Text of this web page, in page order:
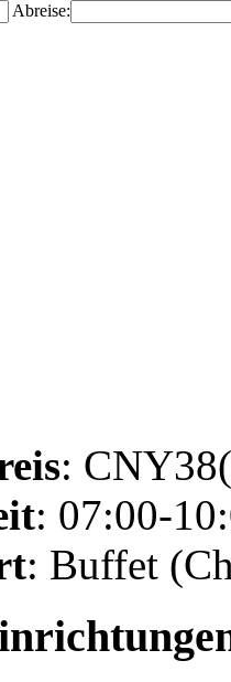
Abreise:
:
: 07:00-
: Buffet